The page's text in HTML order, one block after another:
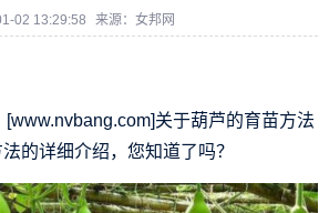
02 13:29:58 来源： 女邦网
[www.nvbang.com]关于葫芦的育苗方法
的详细介绍，您知道了吗？